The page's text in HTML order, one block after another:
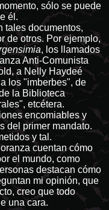
sólo se puede
él.
tales documentos,
de otros. Por ejemplo,
, los llamados
Anti-Comunista
a Nelly Haydeé
los "imberbes", de
la Biblioteca
etcétera.
encomiables y
del primer mandato.
y tal.
cuentan cómo
el mundo, como
destacan cómo
mi opinión, que
creo que todo
una cara.